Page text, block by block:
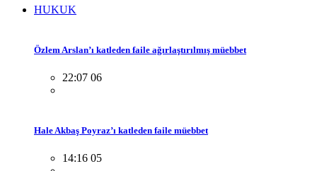
HUKUK
Özlem Arslan’ı katleden faile ağırlaştırılmış müebbet
22:07 06
Hale Akbaş Poyraz’ı katleden faile müebbet
14:16 05